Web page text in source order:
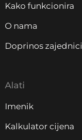
Kako funkcionira
O nama
Doprinos zajednici
Alati
Imenik
Kalkulator cijena